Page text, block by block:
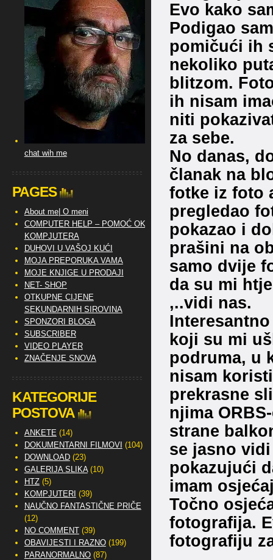
Evo kako
Podigao
pomičući ih
nekoliko
blitzom.
ih nisam
niti
za sebe.
No danas,
članak na
fotke iz foto
pregledao
pokazao i
prašini na
samo dvije
da su mi
,..vidi nas.
koji su mi
podruma, u
nisam
prekrasne
njima
strane
se jasno
pokazujući
imam
Točno
fotografija.
fotografiju
chat wih me
PAGES
About me| O meni
COMPUTER HELP – POMOĆ OKO
KOMPJUTERA
DUHOVI U VAŠOJ KUĆI
MOJA PREPORUKA VAMA
MOJE KNJIGE U PRODAJI
NET- SHOP
OTKUPNE CIJENE
SEKUNDARNIH SIROVINA
SPONZORI BLOGA
SUBSCRIBER
VIDEO PLAYER
ZNAČENJE SNOVA
KATEGORIJE
POSTOVA
ANKETE (14)
DOKUMENTARNI FILMOVI (104)
DOWNLOAD(23)
GALERIJA SLIKA(10)
HTZ(5)
KOMPJUTERI (39)
NAUČNO FANTASTIČNE PRIČE
(12)
NO COMMENT(39)
OBAVIJESTI I RAZNO(199)
PARANORMALNO(87)